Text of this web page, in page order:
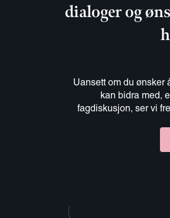
dialoger og
Uansett om du ønsker
kan bidra med,
fagdiskusjon, ser vi